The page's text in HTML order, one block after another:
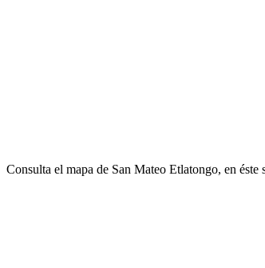
Consulta el mapa de San Mateo Etlatongo, en éste